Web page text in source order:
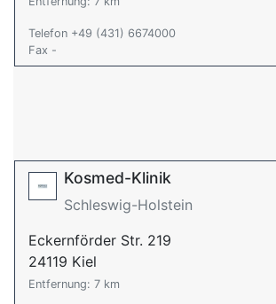
Telefon +49 (431) 6674000
Fax -
Kosmed-Klinik
Schleswig-Holstein
Eckernförder Str. 219
24119 Kiel
Entfernung: 7 km